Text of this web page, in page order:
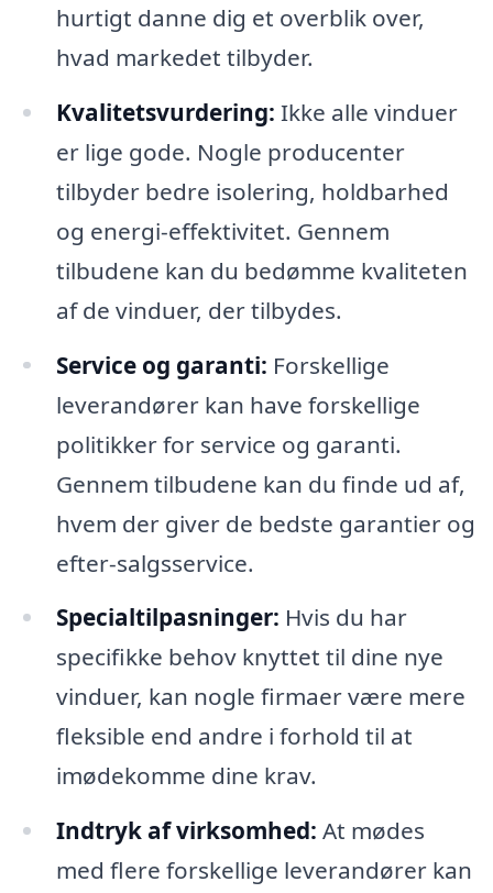
hurtigt danne dig et overblik over,
hvad markedet tilbyder.
Kvalitetsvurdering: Ikke alle vinduer
er lige gode. Nogle producenter
tilbyder bedre isolering, holdbarhed
og energi-effektivitet. Gennem
tilbudene kan du bedømme kvaliteten
af de vinduer, der tilbydes.
Service og garanti: Forskellige
leverandører kan have forskellige
politikker for service og garanti.
Gennem tilbudene kan du finde ud af,
hvem der giver de bedste garantier og
efter-salgsservice.
Specialtilpasninger: Hvis du har
specifikke behov knyttet til dine nye
vinduer, kan nogle firmaer være mere
fleksible end andre i forhold til at
imødekomme dine krav.
Indtryk af virksomhed: At mødes
med flere forskellige leverandører kan